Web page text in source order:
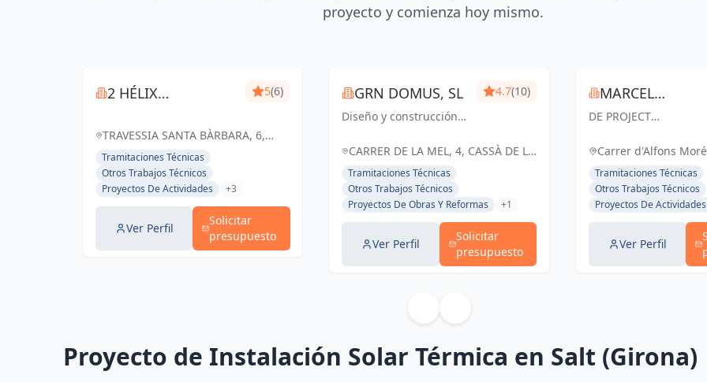
proyecto y comienza hoy mismo.
2 HÉLIX
5(6)
TRAVESSIA SANTA BÀRBARA, 6,
BLANES, ESPAÑA, España
Tramitaciones Técnicas
Otros Trabajos Técnicos
Proyectos De Actividades
+3
Ver Perfil
Solicitar
presupuesto
GRN DOMUS, SL
Diseño y construcción
Arquitectura, creando
funcionales para un
futuro sostenible.
4.7(10)
CARRER DE LA MEL, 4, CASSÀ DE LA
SELVA, ESPAÑA, España
Tramitaciones Técnicas
Otros Trabajos Técnicos
Proyectos De Obras Y Reformas
+1
Ver Perfil
Solicitar
presupuesto
MARCEL
TORRENTA
DE PROJECT
una compañía de
Facility Management,
Consultoría y Dirección
de Obras en proyectos
de construcción, que
gestiona y li...
Carrer d'Alfons
Espanya, España
Tramitaciones Técnicas
Otros Trabajos Técnicos
Proyectos De Actividades
Ver Perfil
Proyecto de Instalación Solar Térmica en Salt (Girona)